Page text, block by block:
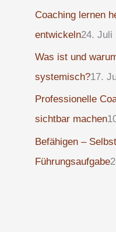
Coaching lernen
entwickeln24. Juli
Was ist und
systemisch?17.
Professionelle
sichtbar machen
Befähigen –
Führungsaufgabe